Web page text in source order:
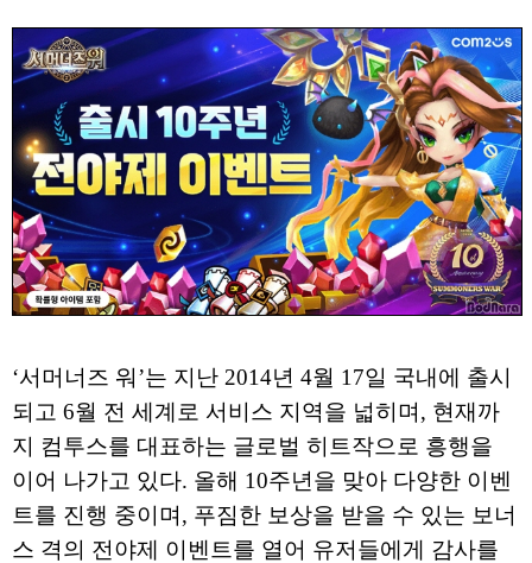
‘서머너즈 워’는 지난 2014년 4월 17일 국내에 출시
되고 6월 전 세계로 서비스 지역을 넓히며, 현재까
지 컴투스를 대표하는 글로벌 히트작으로 흥행을
이어 나가고 있다. 올해 10주년을 맞아 다양한 이벤
트를 진행 중이며, 푸짐한 보상을 받을 수 있는 보너
스 격의 전야제 이벤트를 열어 유저들에게 감사를